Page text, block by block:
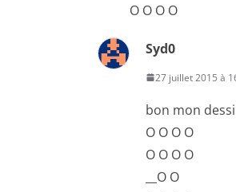
O O O O
Syd0
27 juillet 2015 à
bon mon
O O O O
O O O O
__O O